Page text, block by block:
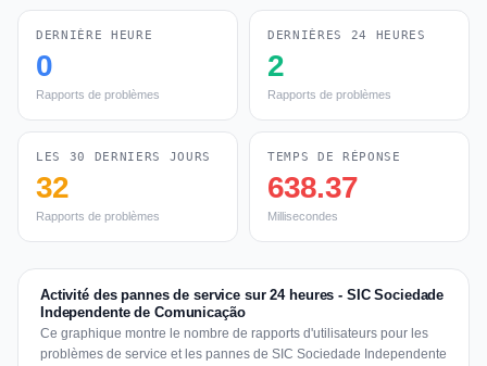
DERNIÈRE HEURE
0
Rapports de problèmes
DERNIÈRES 24 HEURES
2
Rapports de problèmes
LES 30 DERNIERS JOURS
32
Rapports de problèmes
TEMPS DE RÉPONSE
638.37
Millisecondes
Activité des pannes de service sur 24 heures - SIC Sociedade
Independente de Comunicação
Ce graphique montre le nombre de rapports d'utilisateurs pour les
problèmes de service et les pannes de SIC Sociedade Independente